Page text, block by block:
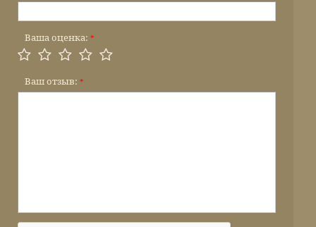
Ваша оценка: *
Ваш отзыв: *